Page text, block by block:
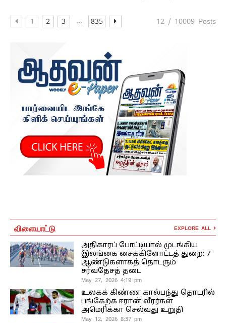
1 2 3 ... 835 12 / 10009 Posts
விளையாட்டு EXPLORE ALL
அதிகாரப் போட்டியால் முடங்கிய
இலங்கை சைக்கிளோட்டத் துறை: 7
ஆண்டுகளாகத் தொடரும்
சர்வதேசத் தடை
May 27, 2026 4:19 pm
உலகக் கிண்ண கால்பந்து தொடரில்
பங்கேற்க ஈரான் வீரர்கள்
அமெரிக்கா செல்வது உறுதி
May 12, 2026 8:37 pm